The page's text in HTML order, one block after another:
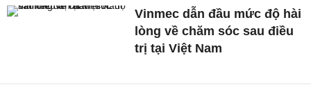
Vinmec dẫn đầu mức độ hài
lòng về chăm sóc sau điều
trị tại Việt Nam